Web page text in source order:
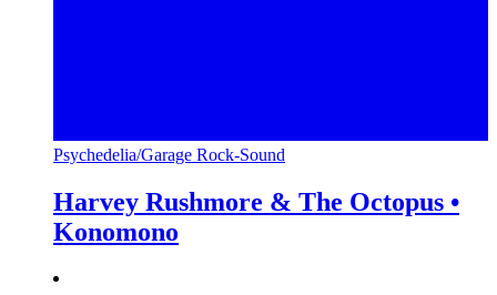
Psychedelia/Garage Rock-Sound
Harvey Rushmore & The Octopus •
Konomono